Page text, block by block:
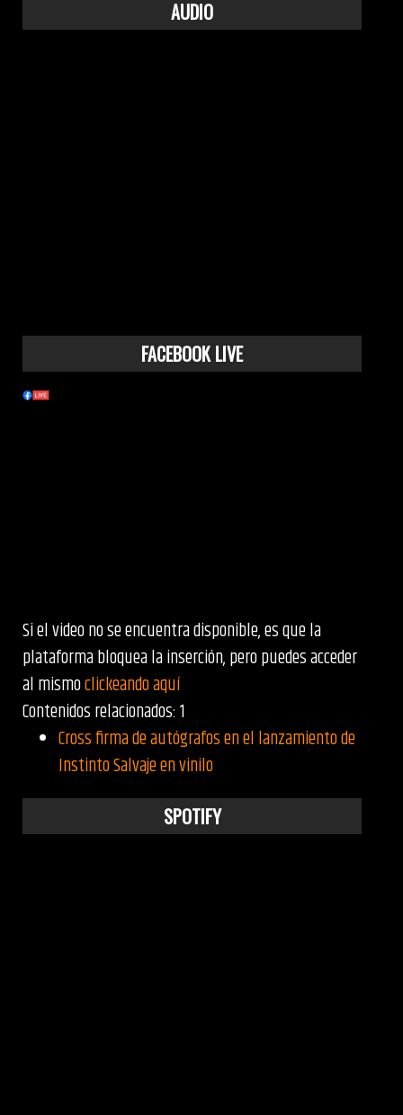
AUDIO
FACEBOOK LIVE
Si el video no se encuentra disponible, es que la
plataforma bloquea la inserción, pero puedes acceder
al mismoclickeando aquí
Contenidos relacionados: 1
Cross firma de autógrafos en el lanzamiento de
Instinto Salvaje en vinilo
SPOTIFY